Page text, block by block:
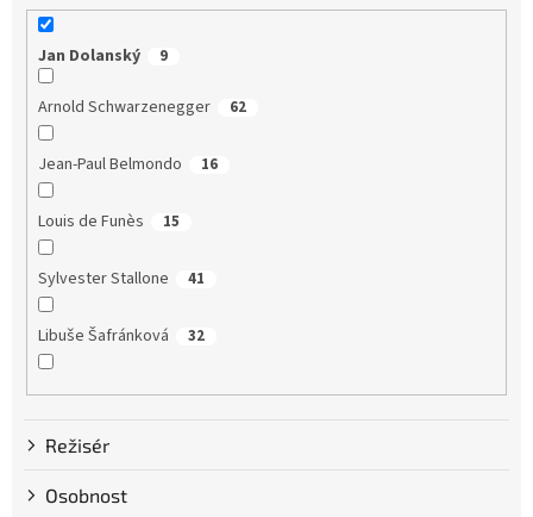
Jan Dolanský 9
Arnold Schwarzenegger 62
Jean-Paul Belmondo 16
Louis de Funès 15
Sylvester Stallone 41
Libuše Šafránková 32
Dustin Hoffman 58
Clint Eastwood
Bruce Willis
Režisér
Osobnost